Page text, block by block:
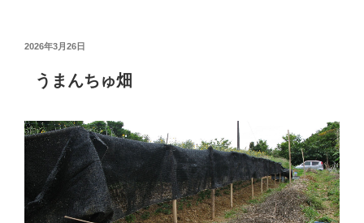
投
2026年3月26日
うまんちゅ畑